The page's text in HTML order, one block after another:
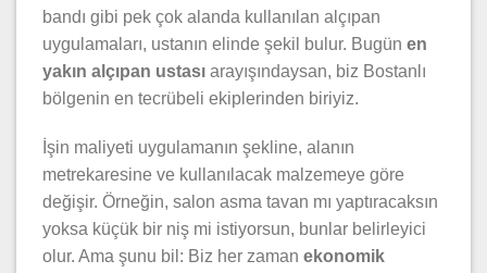
bandı gibi pek çok alanda kullanılan alçıpan
uygulamaları, ustanın elinde şekil bulur. Bugün en
yakın alçıpan ustası arayışındaysan, biz Bostanlı
bölgenin en tecrübeli ekiplerinden biriyiz.
İşin maliyeti uygulamanın şekline, alanın
metrekaresine ve kullanılacak malzemeye göre
değişir. Örneğin, salon asma tavan mı yaptıracaksın
yoksa küçük bir niş mi istiyorsun, bunlar belirleyici
olur. Ama şunu bil: Biz her zaman ekonomik